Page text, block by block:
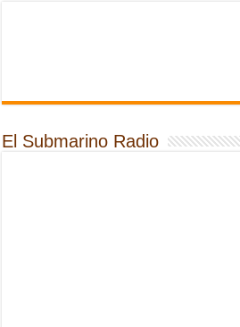
El Submarino Radio